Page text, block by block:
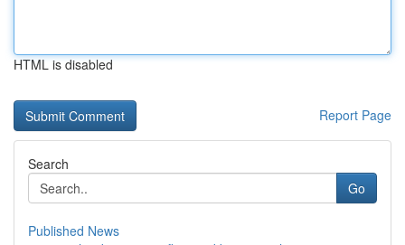
HTML is disabled
Report Page
Search
Go
Published News